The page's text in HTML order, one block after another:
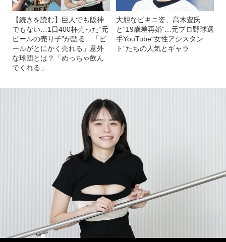
【続きを読む】巨人でも阪神
でもない…1日400杯売った“元
ビールの売り子”が語る、「ビ
ールがとにかく売れる」意外
な球団とは？「めっちゃ飲ん
でくれる」
大胆なビキニ姿、高木豊氏
と“19歳差再婚”…元プロ野球選
手YouTube“女性アシスタン
ト”たちの人気とギャラ